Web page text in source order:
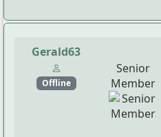
Gerald63
Offline
Senior
Member